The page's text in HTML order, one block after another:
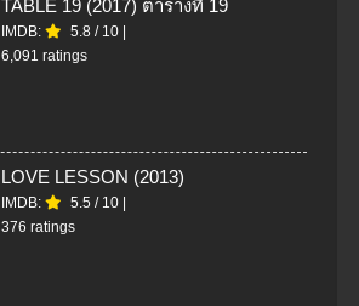
TABLE 19 (2017) ตารางที่ 19
IMDB: 5.8 / 10
6,091 ratings
LOVE LESSON (2013)
IMDB: 5.5 / 10
376 ratings